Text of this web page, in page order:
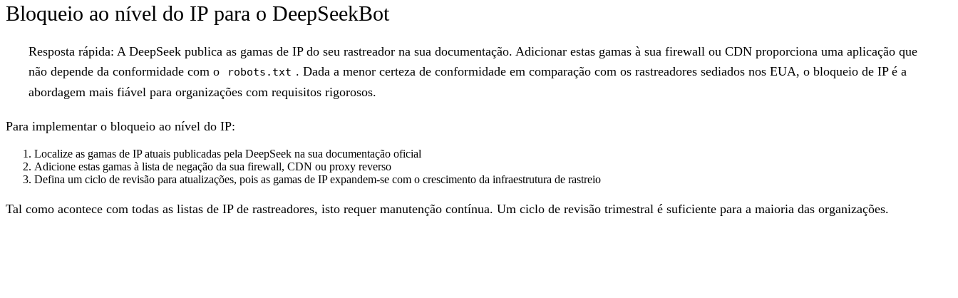
Bloqueio ao nível do IP para o DeepSeekBot
Resposta rápida: A DeepSeek publica as gamas de IP do seu rastreador na sua documentação. Adicionar estas gamas à sua firewall ou CDN proporciona uma aplicação que
não depende da conformidade com o
robots.txt . Dada a menor certeza de conformidade em comparação com os rastreadores sediados nos EUA, o bloqueio de IP é a
abordagem mais fiável para organizações com requisitos rigorosos.
Para implementar o bloqueio ao nível do IP:
Localize as gamas de IP atuais publicadas pela DeepSeek na sua documentação oficial
Adicione estas gamas à lista de negação da sua firewall, CDN ou proxy reverso
Defina um ciclo de revisão para atualizações, pois as gamas de IP expandem-se com o crescimento da infraestrutura de rastreio
Tal como acontece com todas as listas de IP de rastreadores, isto requer manutenção contínua. Um ciclo de revisão trimestral é suficiente para a maioria das organizações.